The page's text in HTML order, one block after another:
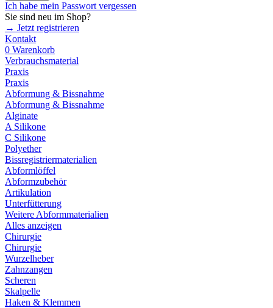
Ich habe mein Passwort vergessen
Sie sind neu im Shop?
→ Jetzt registrieren
Kontakt
0 Warenkorb
Verbrauchsmaterial
Praxis
Praxis
Abformung & Bissnahme
Abformung & Bissnahme
Alginate
A Silikone
C Silikone
Polyether
Bissregistriermaterialien
Abformlöffel
Abformzubehör
Artikulation
Unterfütterung
Weitere Abformmaterialien
Alles anzeigen
Chirurgie
Chirurgie
Wurzelheber
Zahnzangen
Scheren
Skalpelle
Haken & Klemmen